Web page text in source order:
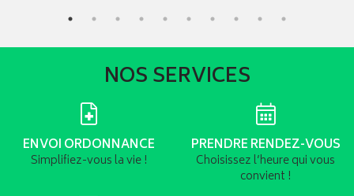
NOS SERVICES
ENVOI ORDONNANCE
Simplifiez-vous la vie !
PRENDRE RENDEZ-VOUS
Choisissez l’heure qui vous
convient !